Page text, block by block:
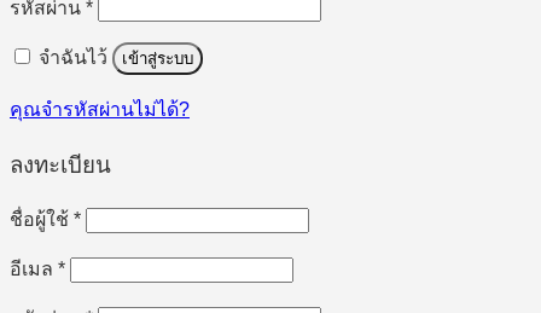
รหัสผ่าน *ต้องการ
จำฉันไว้ เข้าสู่ระบบ
คุณจำรหัสผ่านไม่ได้?
ลงทะเบียน
ชื่อผู้ใช้ *ต้องการ
อีเมล *ต้องการ